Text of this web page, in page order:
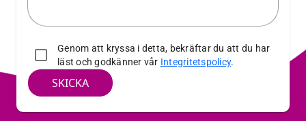
Genom att kryssa i detta, bekräftar du att du har
läst och godkänner vår Integritetspolicy.
SKICKA